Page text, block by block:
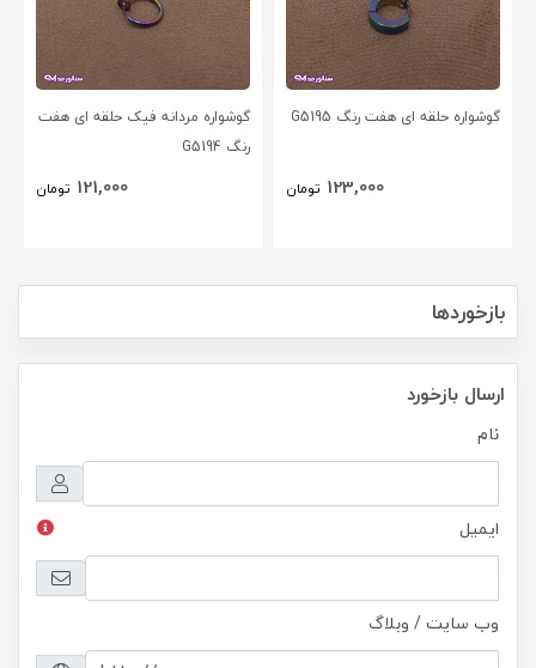
گوشواره حلقه ای هفت رنگ G5195
123,000 تومان
گوشواره مردانه فیک حلقه ای هفت
رنگ G5194
121,000 تومان
بازخوردها
ارسال بازخورد
نام
ایمیل
وب سایت / وبلاگ